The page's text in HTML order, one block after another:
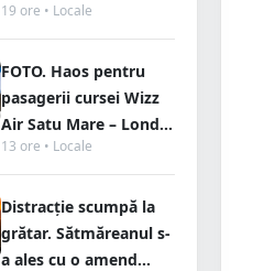
19 ore • Locale
FOTO. Haos pentru
pasagerii cursei Wizz
Air Satu Mare – Lond...
13 ore • Locale
Distracție scumpă la
grătar. Sătmăreanul s-
a ales cu o amend...